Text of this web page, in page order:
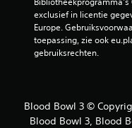
exclusief in licentie
Europe.
toepassing, zie ook
gebruiksrechten.
Blood Bowl 3 ©
Blood Bowl 3, Blood